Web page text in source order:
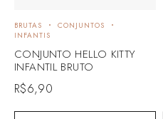
BRUTAS
CONJUNTOS
INFANTIS
CONJUNTO HELLO KITTY
INFANTIL BRUTO
R$6,90